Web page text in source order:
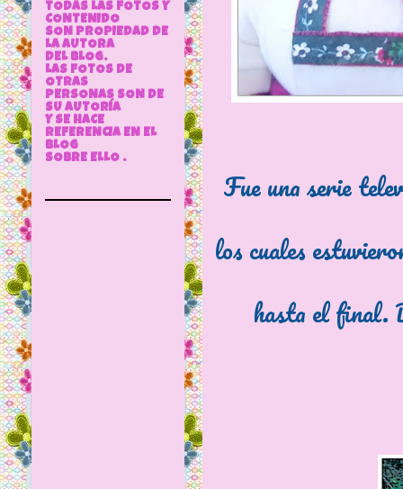
Fue una serie
los cuales
hasta el final.
TODAS LAS FOTOS Y
CONTENIDO
SON PROPIEDAD DE
LA AUTORA
DEL BLOG.
LAS FOTOS DE
OTRAS
PERSONAS SON DE
SU AUTORÍA
Y SE HACE
REFERENCIA EN EL
BLOG
SOBRE ELLO .